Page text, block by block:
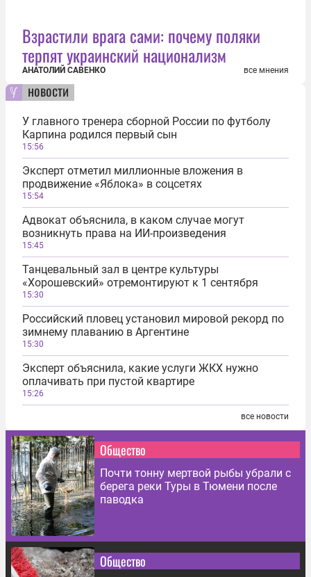
Взрастили врага сами: почему поляки
терпят украинский национализм
АНАТОЛИЙ САВЕНКО все мнения
новости
У главного тренера сборной России по футболу
Карпина родился первый сын
15:56
Эксперт отметил миллионные вложения в
продвижение «Яблока» в соцсетях
15:54
Адвокат объяснила, в каком случае могут
возникнуть права на ИИ-произведения
15:45
Танцевальный зал в центре культуры
«Хорошевский» отремонтируют к 1 сентября
15:30
Российский пловец установил мировой рекорд по
зимнему плаванию в Аргентине
15:30
Эксперт объяснила, какие услуги ЖКХ нужно
оплачивать при пустой квартире
15:26
все новости
Общество
Почти тонну мертвой рыбы убрали с
берега реки Туры в Тюмени после
паводка
Общество